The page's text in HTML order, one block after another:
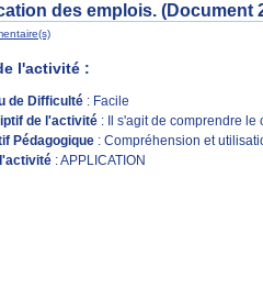
des emplois. (Document
l'activité :
de Difficulté : Facile
de l'activité : Il s'agit de comprendre le
Pédagogique: Compréhension et
: APPLICATION